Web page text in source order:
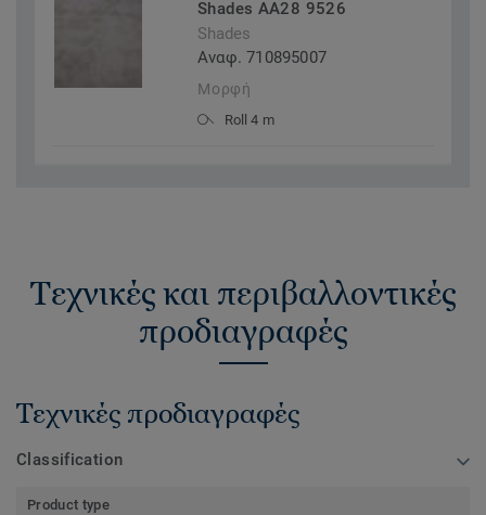
Shades AA28 9526
Shades
Αναφ. 710895007
Μορφή
Roll 4 m
Τεχνικές και περιβαλλοντικές
προδιαγραφές
Τεχνικές προδιαγραφές
Classification
Product type